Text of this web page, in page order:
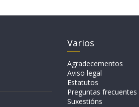
Varios
Agradecementos
Aviso legal
Estatutos
Preguntas frecuentes
Suxestións